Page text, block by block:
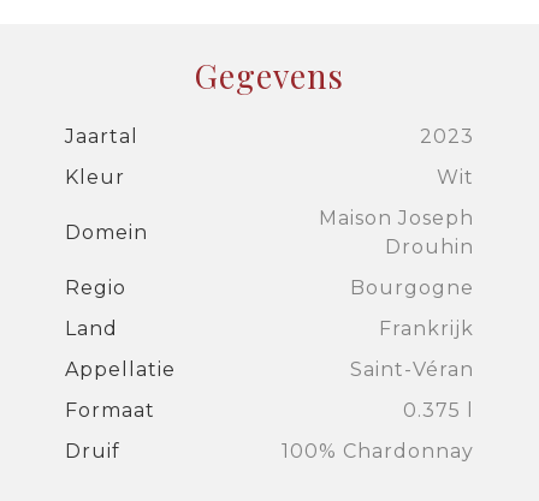
Gegevens
Jaartal
2023
Kleur
Wit
Domein
Maison Joseph
Drouhin
Regio
Bourgogne
Land
Frankrijk
Appellatie
Saint-Véran
Formaat
0.375 l
Druif
100% Chardonnay